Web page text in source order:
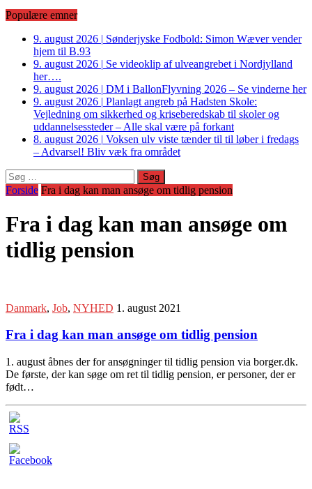
Populære emner
9. august 2026 | Sønderjyske Fodbold: Simon Wæver vender
hjem til B.93
9. august 2026 | Se videoklip af ulveangrebet i Nordjylland
her….
9. august 2026 | DM i BallonFlyvning 2026 – Se vinderne her
9. august 2026 | Planlagt angreb på Hadsten Skole:
Vejledning om sikkerhed og kriseberedskab til skoler og
uddannelsessteder – Alle skal være på forkant
8. august 2026 | Voksen ulv viste tænder til til løber i fredags
– Advarsel! Bliv væk fra området
Søg
efter:
Forside Fra i dag kan man ansøge om tidlig pension
Fra i dag kan man ansøge om
tidlig pension
Danmark, Job, NYHED 1. august 2021
Fra i dag kan man ansøge om tidlig pension
1. august åbnes der for ansøgninger til tidlig pension via borger.dk.
De første, der kan søge om ret til tidlig pension, er personer, der er
født…